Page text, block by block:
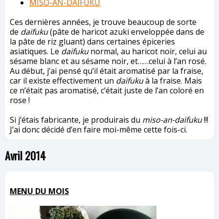
MISO-AN-DAIFUKU
Ces dernières années, je trouve beaucoup de sorte
de daïfuku(pâte de haricot azuki enveloppée dans de
la pâte de riz gluant) dans certaines épiceries
asiatiques. Le daifukunormal, au haricot noir, celui au
sésame blanc et au sésame noir, et……celui à l’an rosé.
Au début, j’ai pensé qu’il était aromatisé par la fraise,
car il existe effectivement un daifukuà la fraise. Mais
ce n’était pas aromatisé, c’était juste de l’an coloré en
rose !
Si j’étais fabricante, je produirais du miso-an-daïfuku!!!
J’ai donc décidé d’en faire moi-même cette fois-ci.
Avril 2014
MENU DU MOIS